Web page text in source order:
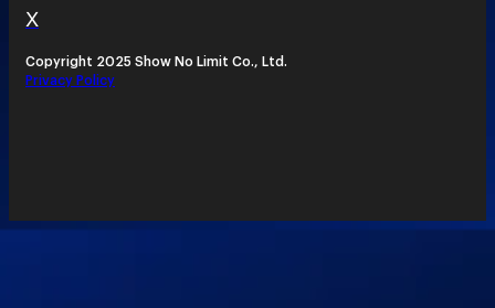
X
Copyright 2025 Show No Limit Co., Ltd.
Privacy Policy